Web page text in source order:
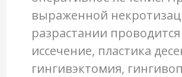
выраженной
разрастании
иссечение, пластика
гингивэктомия,